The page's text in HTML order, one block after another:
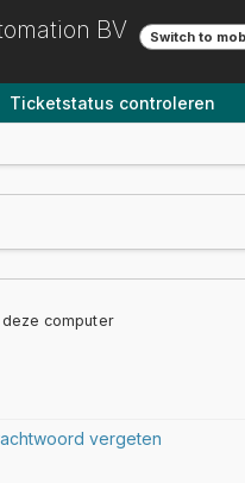
BV Switch to
Ticketstatus controleren
computer
vergeten